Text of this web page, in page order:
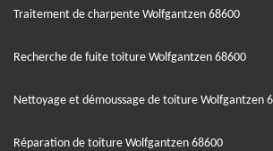
Traitement de charpente Wolfgantzen 68600
Recherche de fuite toiture Wolfgantzen 68600
Nettoyage et démoussage de toiture Wolfgantzen
Réparation de toiture Wolfgantzen 68600